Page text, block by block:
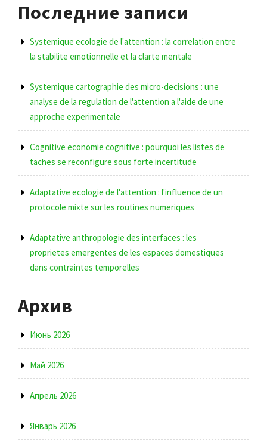
Последние записи
Systemique ecologie de l'attention : la correlation entre
la stabilite emotionnelle et la clarte mentale
Systemique cartographie des micro-decisions : une
analyse de la regulation de l'attention a l'aide de une
approche experimentale
Cognitive economie cognitive : pourquoi les listes de
taches se reconfigure sous forte incertitude
Adaptative ecologie de l'attention : l'influence de un
protocole mixte sur les routines numeriques
Adaptative anthropologie des interfaces : les
proprietes emergentes de les espaces domestiques
dans contraintes temporelles
Архив
Июнь 2026
Май 2026
Апрель 2026
Январь 2026